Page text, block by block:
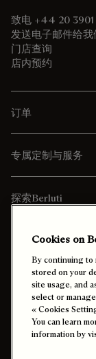
致电 +44 20
发送电子邮件给我
门店查询
店内预约
订单
专属定制与服务
探索Berluti
寄送至 台灣 (
Cookies on
By continuing to
stored on your
site usage, and
select or
« Cookies
You can learn
information by